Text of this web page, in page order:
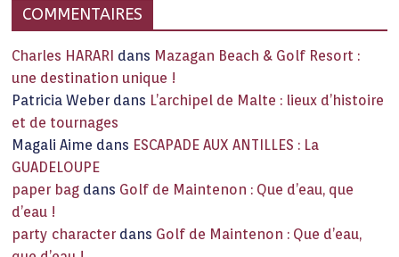
COMMENTAIRES
Charles HARARI dans Mazagan Beach & Golf Resort :
une destination unique !
Patricia Weber dans L’archipel de Malte : lieux d’histoire
et de tournages
Magali Aime dans ESCAPADE AUX ANTILLES : La
GUADELOUPE
paper bag dans Golf de Maintenon : Que d’eau, que
d’eau !
party character dans Golf de Maintenon : Que d’eau,